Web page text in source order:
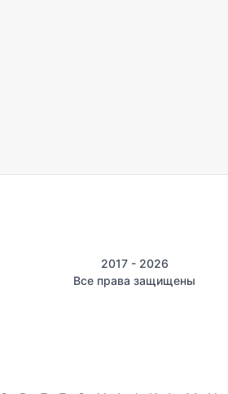
2017 - 2026
Все права защищены